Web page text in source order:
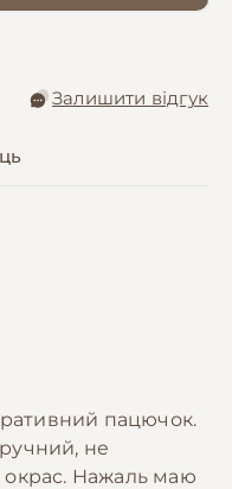
Залишити відгук
пацючок.
не
окрас. Нажаль маю